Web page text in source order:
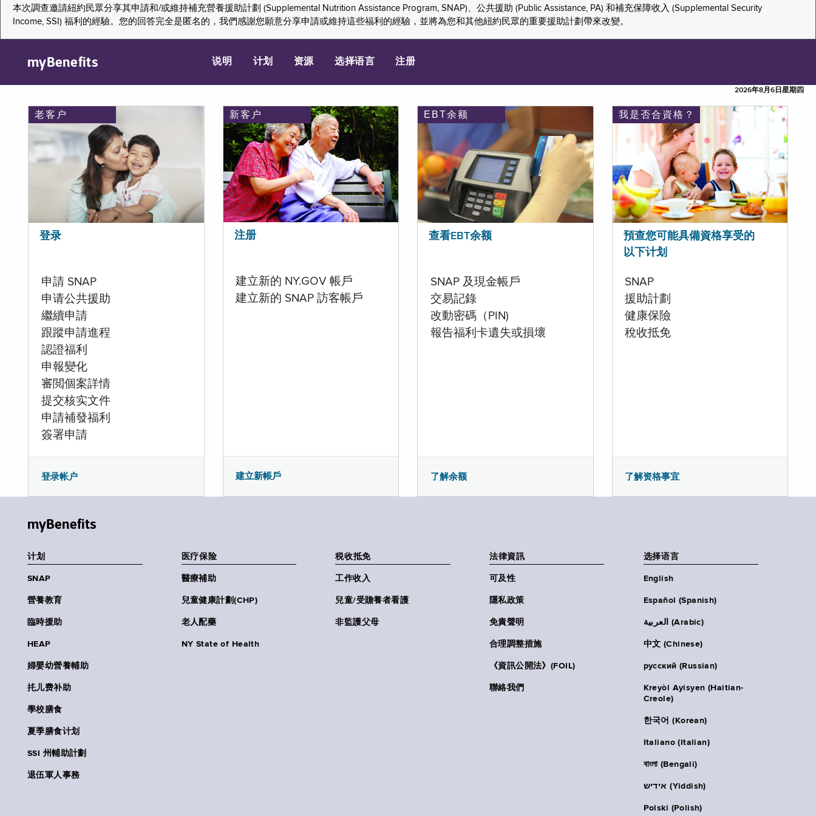
本次調查邀請紐約民眾分享其申請和/或維持補充營養援助計劃 (Supplemental Nutrition Assistance Program, SNAP)、公共援助 (Public Assistance, PA) 和補充保障收入 (Supplemental Security
Income, SSI) 福利的經驗。您的回答完全是匿名的，我們感謝您願意分享申請或維持這些福利的經驗，並將為您和其他紐約民眾的重要援助計劃帶來改變。
myBenefits 说明 计划 资源 选择语言 注册
2026年8月6日星期四
老客户
登录
申請 SNAP
申请公共援助
繼續申請
跟蹤申請進程
認證福利
申報變化
審閲個案詳情
提交核实文件
申請補發福利
簽署申請
登录帐户
新客户
注册
建立新的 NY.GOV 帳戶
建立新的 SNAP 訪客帳戶
建立新帳戶
EBT余额
查看EBT余额
SNAP 及現金帳戶
交易記錄
改動密碼（PIN)
報告福利卡遺失或損壞
了解余额
我是否合資格？
預查您可能具備資格享受的
以下计划
SNAP
援助計劃
健康保險
稅收抵免
了解资格事宜
myBenefits
计划
SNAP
營養教育
臨時援助
HEAP
婦嬰幼營養輔助
扥儿费补助
學校膳食
夏季膳食计划
SSI 州輔助計劃
退伍軍人事務
医疗保险
醫療補助
兒童健康計劃(CHP)
老人配藥
NY State of Health
税收抵免
工作收入
兒童/受贍養者看護
非監護父母
法律資訊
可及性
隱私政策
免責聲明
合理調整措施
《資訊公開法》(FOIL)
聯絡我們
选择语言
English
Español (Spanish)
العربية (Arabic)
中文 (Chinese)
русский (Russian)
Kreyòl Ayisyen (Haitian-
Creole)
한국어 (Korean)
Italiano (Italian)
বাংলা (Bengali)
אידיש (Yiddish)
Polski (Polish)